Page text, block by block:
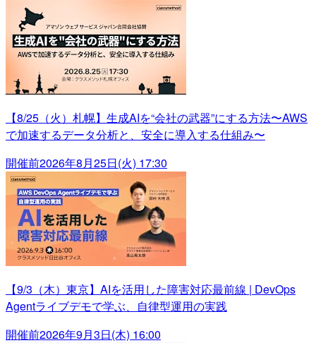
【8/25（火）札幌】生成AIを“会社の武器”にする方法〜AWS
で加速するデータ分析と、安全に導入する仕組み〜
開催前2026年8月25日(火) 17:30
【9/3（木）東京】AIを活用した障害対応最前線 | DevOps
Agentライブデモで学ぶ、自律型運用の実践
開催前2026年9月3日(木) 16:00